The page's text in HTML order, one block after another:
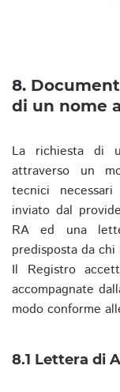
8.
di un nome
La richiesta di
attraverso un
tecnici
inviato dal
RA ed una
predisposta da
Il Registro
accompagnate
modo conforme
8.1 Lettera di